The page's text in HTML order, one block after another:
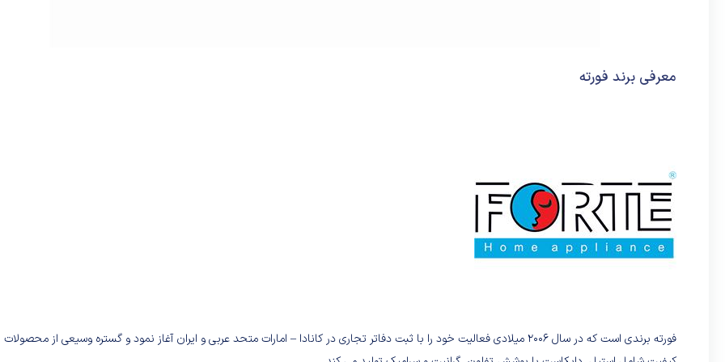
معرفی برند فورته
فورته برندی است که در سال 2006 میلادی فعالیت خود را با ثبت دفاتر تجاری در کانادا – امارات متحد عربی و ایران آغاز نمود و گستره وسیعی از محصولات